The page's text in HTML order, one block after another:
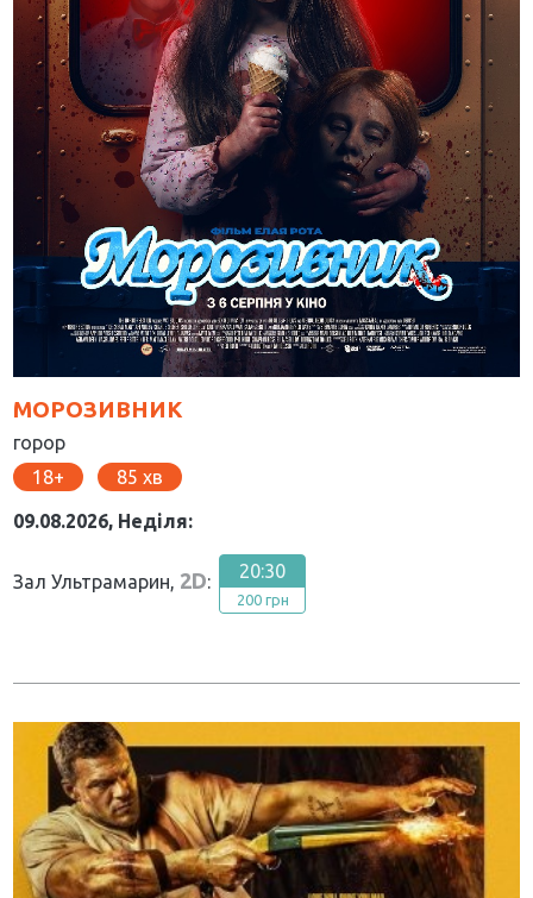
МОРОЗИВНИК
горор
18
85
09.08.2026, Неділя:
Зал Ультрамарин, 2D: 20:30
200 грн